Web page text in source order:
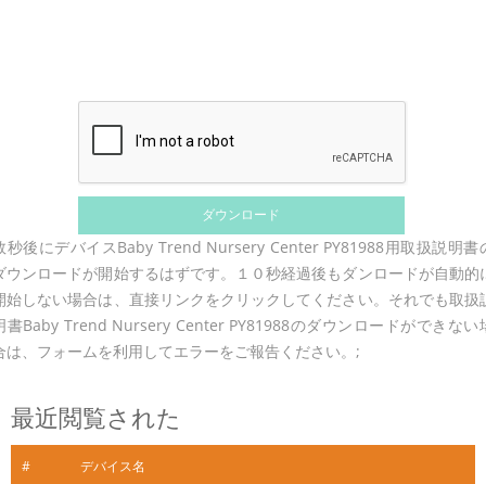
秒後にデバイスBaby Trend Nursery Center PY81988用取扱説明書
ウンロードが開始するはずです。１０秒経過後もダンロードが自動的
始しない場合は、直接リンクをクリックしてください。それでも取扱
書Baby Trend Nursery Center PY81988のダウンロードができない
は、フォームを利用してエラーをご報告ください。;
最近閲覧された
# デバイス名